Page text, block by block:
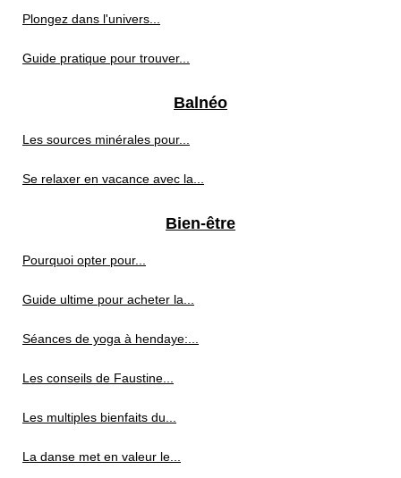
Plongez dans l'univers...
Guide pratique pour trouver...
Balnéo
Les sources minérales pour...
Se relaxer en vacance avec la...
Bien-être
Pourquoi opter pour...
Guide ultime pour acheter la...
Séances de yoga à hendaye:...
Les conseils de Faustine...
Les multiples bienfaits du...
La danse met en valeur le...